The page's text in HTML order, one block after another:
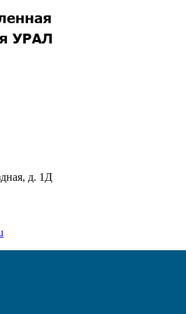
компания
крепежа: болт, гайка,
д. 1Д